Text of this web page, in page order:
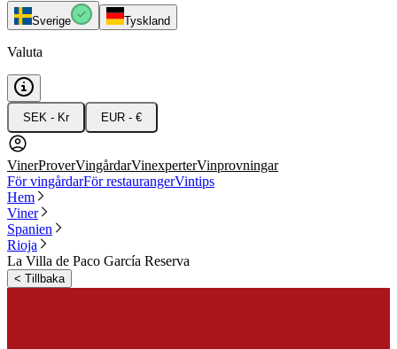
Sverige Tyskland
Valuta
SEK - Kr EUR - €
VinerProverVingårdarVinexperterVinprovningar
För vingårdarFör restaurangerVintips
Hem
Viner
Spanien
Rioja
La Villa de Paco García Reserva
< Tillbaka